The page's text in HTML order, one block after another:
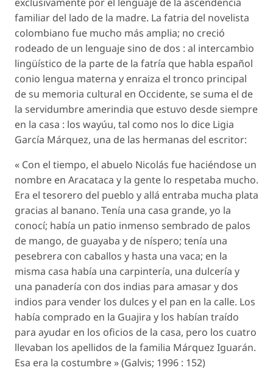
familiar del lado de la madre. La fatria del novelista
colombiano fue mucho más amplia; no creció
rodeado de un lenguaje sino de dos : al intercambio
lingüístico de la parte de la fatría que habla español
conio lengua materna y enraiza el tronco principal
de su memoria cultural en Occidente, se suma el de
la servidumbre amerindia que estuvo desde siempre
en la casa : los wayúu, tal como nos lo dice Ligia
García Márquez, una de las hermanas del escritor:
« Con el tiempo, el abuelo Nicolás fue haciéndose un
nombre en Aracataca y la gente lo respetaba mucho.
Era el tesorero del pueblo y allá entraba mucha plata
gracias al banano. Tenía una casa grande, yo la
conocí; había un patio inmenso sembrado de palos
de mango, de guayaba y de níspero; tenía una
pesebrera con caballos y hasta una vaca; en la
misma casa había una carpintería, una dulcería y
una panadería con dos indias para amasar y dos
indios para vender los dulces y el pan en la calle. Los
había comprado en la Guajira y los habían traído
para ayudar en los oficios de la casa, pero los cuatro
llevaban los apellidos de la familia Márquez Iguarán.
Esa era la costumbre » (Galvis; 1996 : 152)